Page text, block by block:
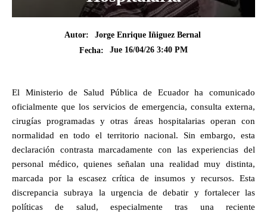
Autor:
Jorge Enrique Iñiguez Bernal
Fecha:
Jue 16/04/26 3:40 PM
El Ministerio de Salud Pública de Ecuador ha comunicado
oficialmente que los servicios de emergencia, consulta externa,
cirugías programadas y otras áreas hospitalarias operan con
normalidad en todo el territorio nacional. Sin embargo, esta
declaración contrasta marcadamente con las experiencias del
personal médico, quienes señalan una realidad muy distinta,
marcada por la escasez crítica de insumos y recursos. Esta
discrepancia subraya la urgencia de debatir y fortalecer las
políticas de salud, especialmente tras una reciente